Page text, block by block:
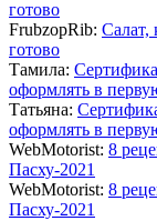
готово
FrubzopRib: Салат,
готово
Тамила:
оформлять в
Татьяна:
оформлять в
WebMotorist: 8
Пасху-2021
WebMotorist: 8
Пасху-2021